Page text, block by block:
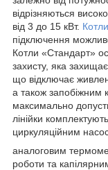
відрізняються
від 3 до 15 кВт. Котли
підключення
Котли «Стандарт»
захисту, яка
що відключає
а також запобіжним
максимально
лінійки
циркуляційним
аналоговим
роботи та